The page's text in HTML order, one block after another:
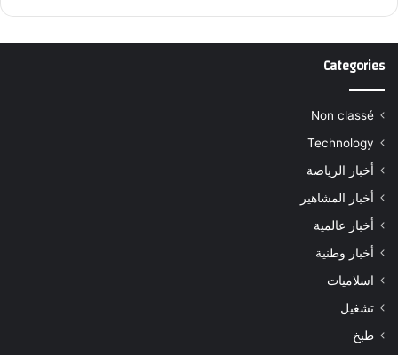
Categories
Non classé
Technology
أخبار الرياضة
أخبار المشاهير
أخبار عالمية
أخبار وطنية
اسلاميات
تشغيل
طبخ